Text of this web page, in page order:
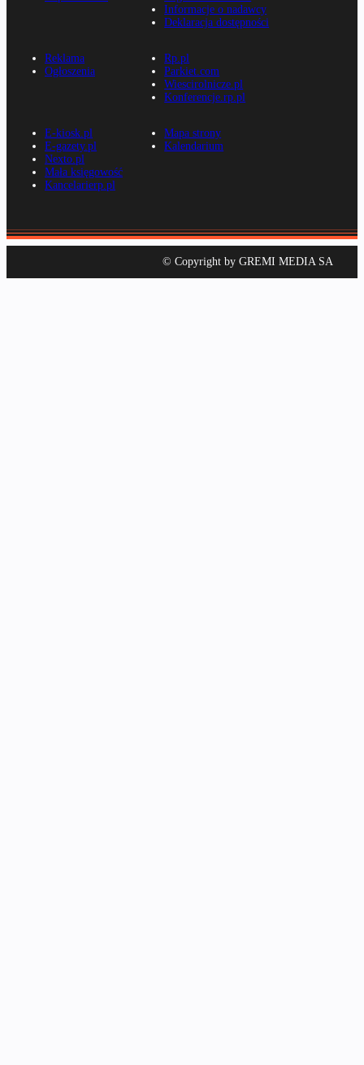
Informacje o nadawcy
Deklaracja dostępności
Reklama
Ogłoszenia
Rp.pl
Parkiet.com
Wiescirolnicze.pl
Konferencje.rp.pl
E-kiosk.pl
E-gazety.pl
Nexto.pl
Mała księgowość
Kancelarierp.pl
Mapa strony
Kalendarium
© Copyright by GREMI MEDIA SA